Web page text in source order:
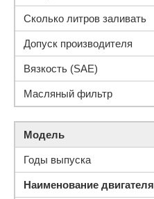
Сколько литров заливать
Допуск производителя
Вязкость (SAE)
Масляный фильтр
Модель
Годы выпуска
Наименование двигателя